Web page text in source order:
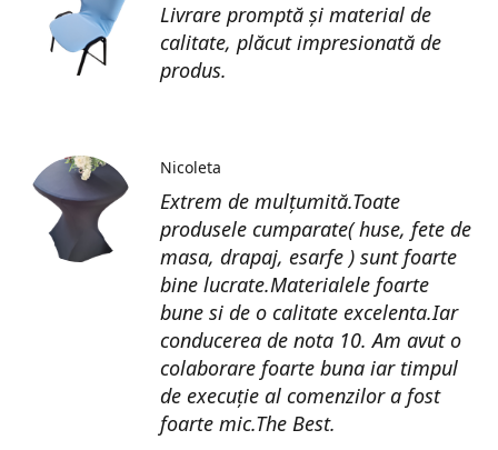
Livrare promptă și material de
calitate, plăcut impresionată de
produs.
Extrem de mulțumită.Toate
produsele cumparate( huse, fete de
masa, drapaj, esarfe ) sunt foarte
bine lucrate.Materialele foarte
bune si de o calitate excelenta.Iar
conducerea de nota 10. Am avut o
colaborare foarte buna iar timpul
de execuție al comenzilor a fost
foarte mic.The Best.
Nicoleta